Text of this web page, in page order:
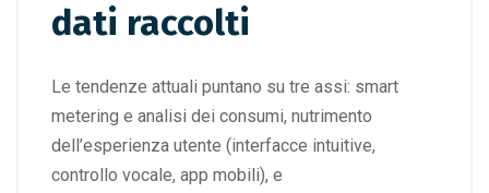
dati raccolti
Le tendenze attuali puntano su tre assi: smart
metering e analisi dei consumi, nutrimento
dell’esperienza utente (interfacce intuitive,
controllo vocale, app mobili), e